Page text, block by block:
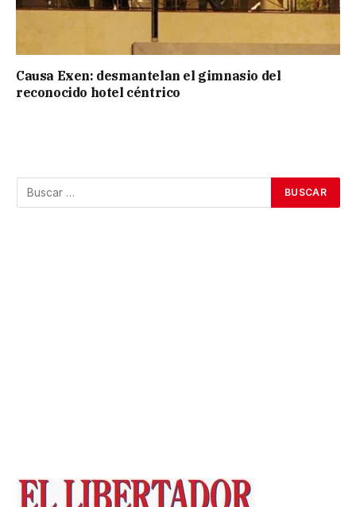
Causa Exen: desmantelan el gimnasio del
reconocido hotel céntrico